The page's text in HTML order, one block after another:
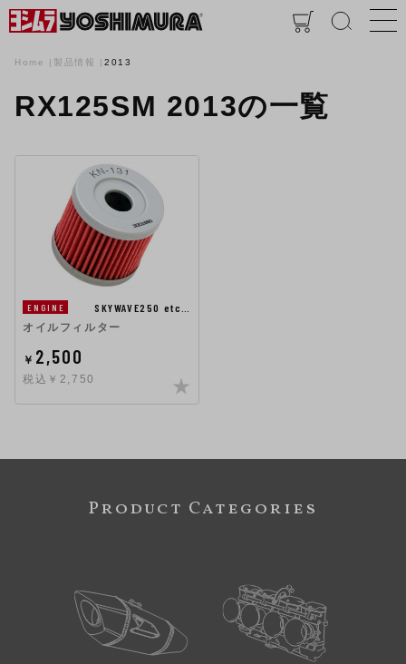
Home 製品情報 2013
RX125SM 2013の一覧
ENGINE
SKYWAVE250 etc…
オイルフィルター
￥ 2,500
税込￥2,750
Product Categories